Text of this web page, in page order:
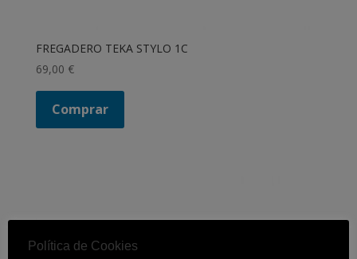
FREGADERO TEKA STYLO 1C
69,00 €
Comprar
Política de Cookies